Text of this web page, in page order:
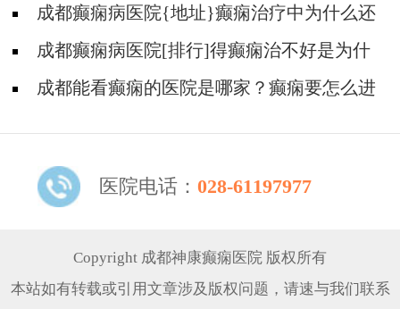
意什么?
成都癫痫病医院{地址}癫痫治疗中为什么还
是犯病?
成都癫痫病医院[排行]得癫痫治不好是为什
么?成都能看癫痫的医院是哪家？癫痫要怎么进
医院电话： 028-61197977
Copyright 成都神康癫痫医院 版权所有
本站如有转载或引用文章涉及版权问题，请速与我们联系